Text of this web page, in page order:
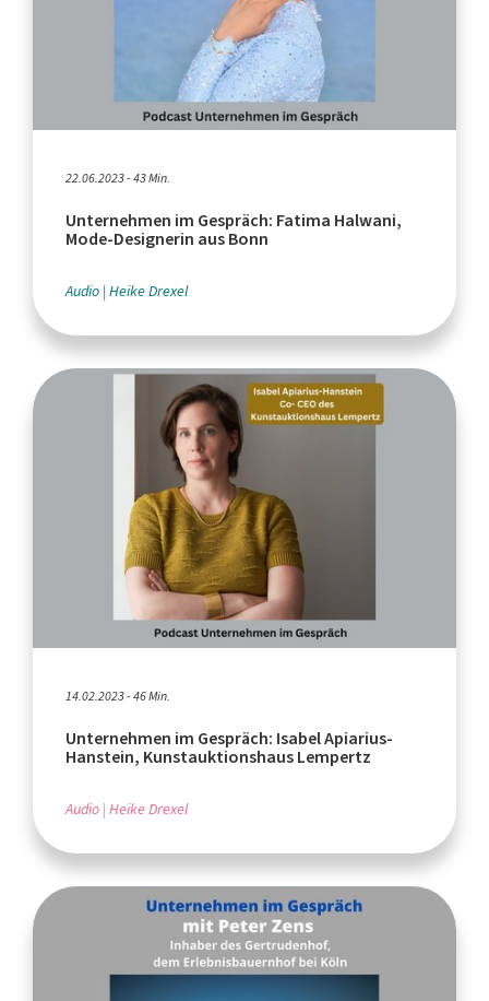
22.06.2023 - 43 Min.
Unternehmen im Gespräch: Fatima Halwani,
Mode-Designerin aus Bonn
Audio Heike Drexel
14.02.2023 - 46 Min.
Unternehmen im Gespräch: Isabel Apiarius-
Hanstein, Kunstauktionshaus Lempertz
Audio Heike Drexel